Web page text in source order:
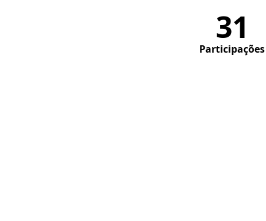
31
Participações